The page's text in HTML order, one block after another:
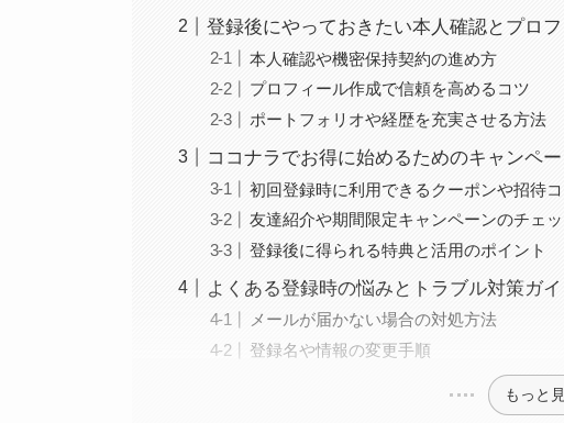
登録後にやっておきたい本人確認とプロ
本人確認や機密保持契約の進め方
プロフィール作成で信頼を高めるコツ
ポートフォリオや経歴を充実させる方法
ココナラでお得に始めるためのキャンペ
初回登録時に利用できるクーポンや招待
友達紹介や期間限定キャンペーンのチェ
登録後に得られる特典と活用のポイント
よくある登録時の悩みとトラブル対策ガイ
メールが届かない場合の対処方法
登録名や情報の変更手順
もっと